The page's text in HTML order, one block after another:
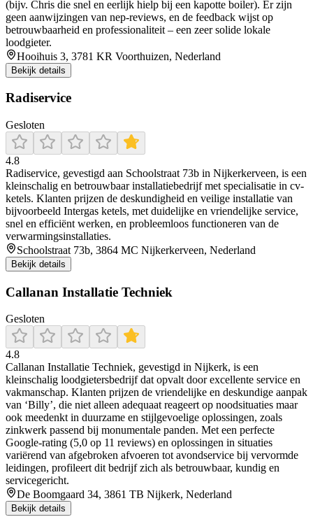
(bijv. Chris die snel en eerlijk hielp bij een kapotte boiler). Er zijn
geen aanwijzingen van nep‑reviews, en de feedback wijst op
betrouwbaarheid en professionaliteit – een zeer solide lokale
loodgieter.
Hooihuis 3, 3781 KR Voorthuizen, Nederland
Bekijk details
Radiservice
Gesloten
4.8
Radiservice, gevestigd aan Schoolstraat 73b in Nijkerkerveen, is een
kleinschalig en betrouwbaar installatiebedrijf met specialisatie in cv-
ketels. Klanten prijzen de deskundigheid en veilige installatie van
bijvoorbeeld Intergas ketels, met duidelijke en vriendelijke service,
snel en efficiënt werken, en probleemloos functioneren van de
verwarmingsinstallaties.
Schoolstraat 73b, 3864 MC Nijkerkerveen, Nederland
Bekijk details
Callanan Installatie Techniek
Gesloten
4.8
Callanan Installatie Techniek, gevestigd in Nijkerk, is een
kleinschalig loodgietersbedrijf dat opvalt door excellente service en
vakmanschap. Klanten prijzen de vriendelijke en deskundige aanpak
van ‘Billy’, die niet alleen adequaat reageert op noodsituaties maar
ook meedenkt in duurzame en stijlgevoelige oplossingen, zoals
zinkwerk passend bij monumentale panden. Met een perfecte
Google-rating (5,0 op 11 reviews) en oplossingen in situaties
variërend van afgebroken afvoeren tot avondservice bij vervormde
leidingen, profileert dit bedrijf zich als betrouwbaar, kundig en
servicegericht.
De Boomgaard 34, 3861 TB Nijkerk, Nederland
Bekijk details